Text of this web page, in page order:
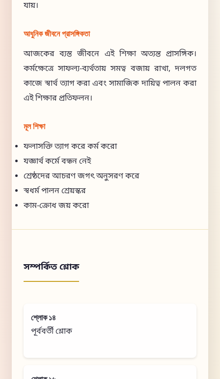
যায়।
আধুনিক জীবনে প্রাসঙ্গিকতা
আজকের ব্যস্ত জীবনে এই শিক্ষা অত্যন্ত প্রাসঙ্গিক।
কর্মক্ষেত্রে সাফল্য-ব্যর্থতায় সমত্ব বজায় রাখা, দলগত
কাজে স্বার্থ ত্যাগ করা এবং সামাজিক দায়িত্ব পালন করা
এই শিক্ষার প্রতিফলন।
মূল শিক্ষা
ফলাসক্তি ত্যাগ করে কর্ম করো
যজ্ঞার্থ কর্মে বন্ধন নেই
শ্রেষ্ঠদের আচরণ জগৎ অনুসরণ করে
স্বধর্ম পালন শ্রেয়স্কর
কাম-ক্রোধ জয় করো
সম্পর্কিত শ্লোক
শ্লোক ১৪
পূর্ববর্তী শ্লোক